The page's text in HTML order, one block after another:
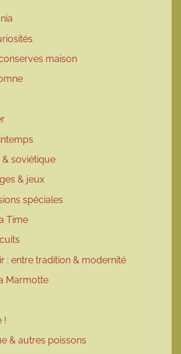
maison
& soviétique
& jeux
spéciales
Time
: entre tradition & modernité
Marmotte
!
& autres poissons